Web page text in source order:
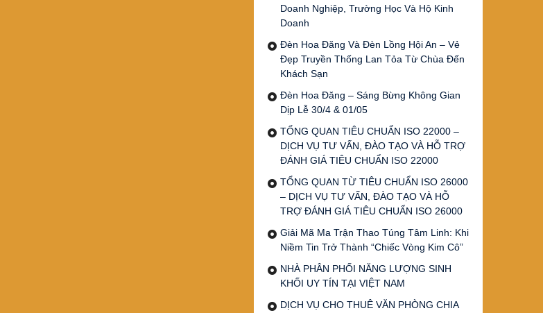
Doanh Nghiệp, Trường Học Và Hộ Kinh
Doanh
Đèn Hoa Đăng Và Đèn Lồng Hội An – Vẻ
Đẹp Truyền Thống Lan Tỏa Từ Chùa Đến
Khách Sạn
Đèn Hoa Đăng – Sáng Bừng Không Gian
Dịp Lễ 30/4 & 01/05
TỔNG QUAN TIÊU CHUẨN ISO 22000 –
DỊCH VỤ TƯ VẤN, ĐÀO TẠO VÀ HỖ TRỢ
ĐÁNH GIÁ TIÊU CHUẨN ISO 22000
TỔNG QUAN TỪ TIÊU CHUẨN ISO 26000
– DỊCH VỤ TƯ VẤN, ĐÀO TẠO VÀ HỖ
TRỢ ĐÁNH GIÁ TIÊU CHUẨN ISO 26000
Giải Mã Ma Trận Thao Túng Tâm Linh: Khi
Niềm Tin Trở Thành “Chiếc Vòng Kim Cô”
NHÀ PHÂN PHỐI NĂNG LƯỢNG SINH
KHỐI UY TÍN TẠI VIỆT NAM
DỊCH VỤ CHO THUÊ VĂN PHÒNG CHIA